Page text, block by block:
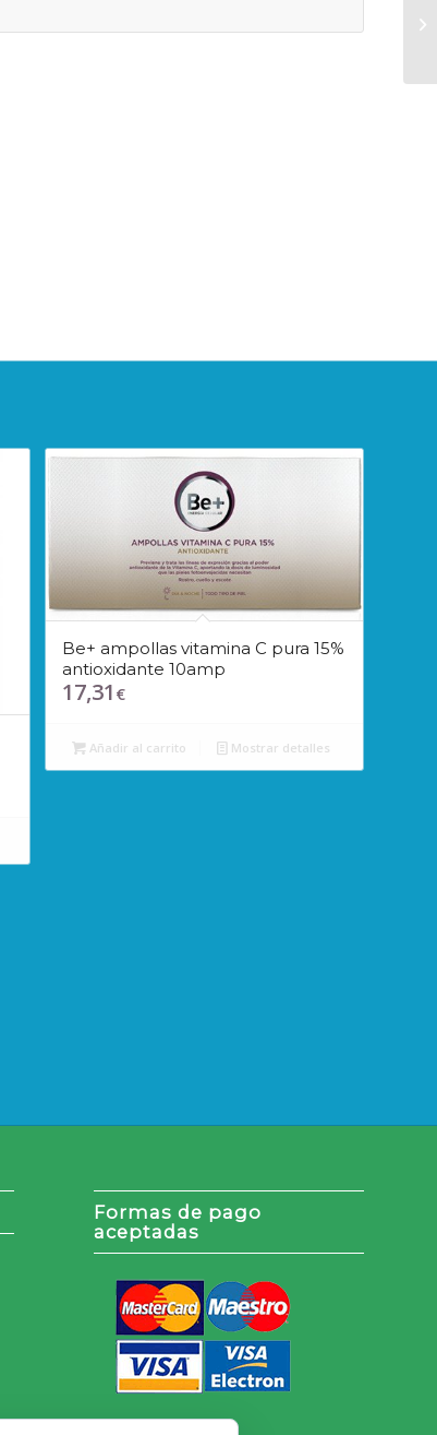
Be+ ampollas vitamina C pura 15%
antioxidante 10amp
17,31 €
Añadir al carrito Mostrar detalles
Formas de pago
aceptadas